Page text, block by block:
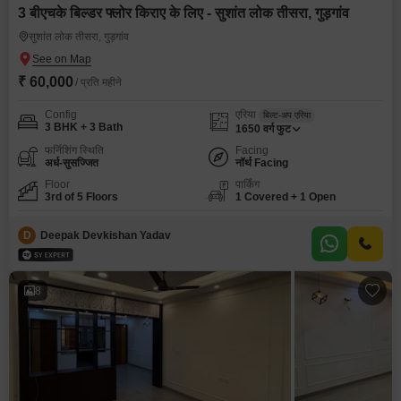
3 बीएचके बिल्डर फ्लोर किराए के लिए - सुशांत लोक तीसरा, गुड़गांव
सुशांत लोक तीसरा, गुड़गांव
₹ 60,000 / प्रति महीने
Config
3 BHK + 3 Bath
एरिया बिल्ट-अप एरिया
1650 वर्ग फुट
फर्निशिंग स्थिति
अर्ध-सुसज्जित
Facing
नॉर्थ Facing
Floor
3rd of 5 Floors
पार्किंग
1 Covered + 1 Open
D Deepak Devkishan Yadav
8